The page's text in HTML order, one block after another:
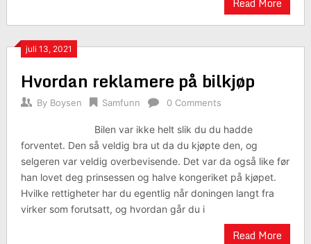
juli 13, 2021
Hvordan reklamere på bilkjøp
By Boysen Samfunn 0 Comments
Bilen var ikke helt slik du du hadde
forventet. Den så veldig bra ut da du kjøpte den, og
selgeren var veldig overbevisende. Det var da også like før
han lovet deg prinsessen og halve kongeriket på kjøpet.
Hvilke rettigheter har du egentlig når doningen langt fra
virker som forutsatt, og hvordan går du i
Read More